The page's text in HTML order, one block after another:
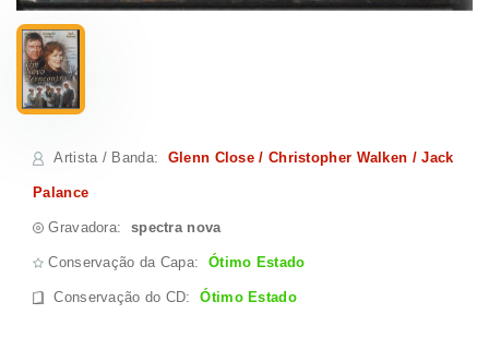
Artista / Banda: Glenn Close / Christopher Walken / Jack
Palance
Gravadora: spectra nova
Conservação da Capa: Ótimo Estado
Conservação do CD:Ótimo Estado